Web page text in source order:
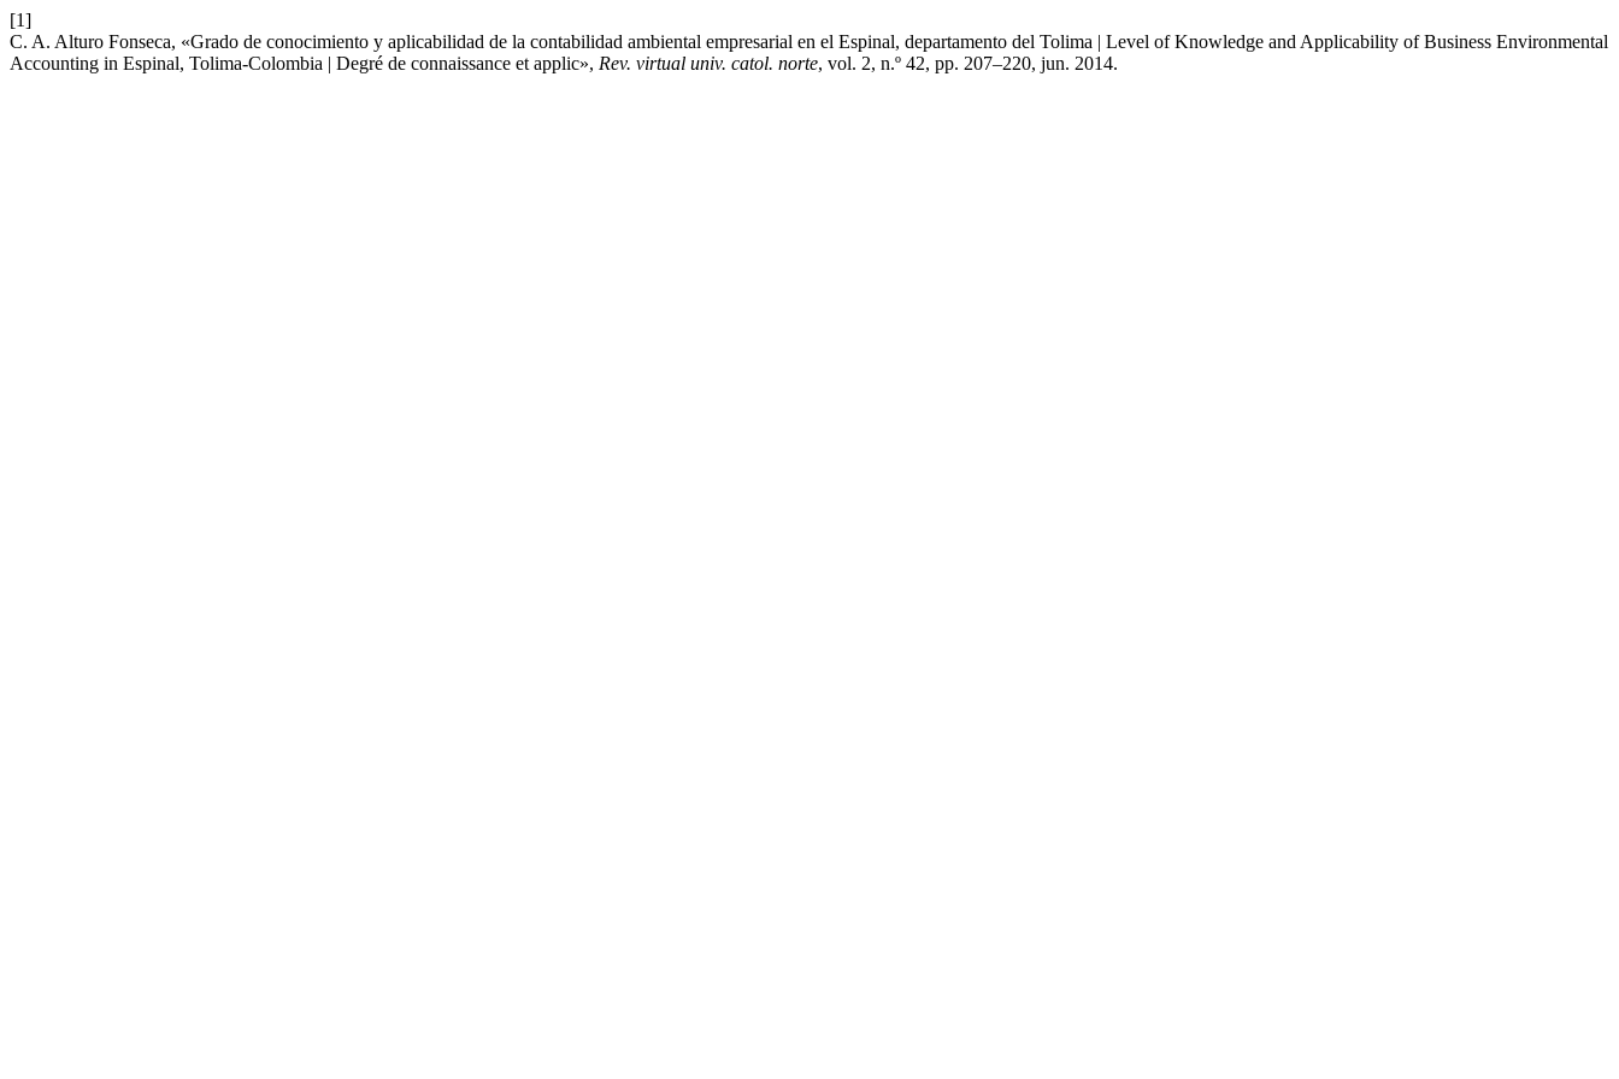
[1]
C. A. Alturo Fonseca, «Grado de conocimiento y aplicabilidad de la contabilidad ambiental empresarial en el Espinal, departamento del Tolima | Level of Knowledge and Applicability of Business Environmental
Accounting in Espinal, Tolima-Colombia | Degré de connaissance et applic», Rev. virtual univ. catol. norte, vol. 2, n.º 42, pp. 207–220, jun. 2014.